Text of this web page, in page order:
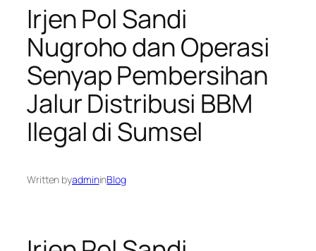
Irjen Pol Sandi
Nugroho dan Operasi
Senyap Pembersihan
Jalur Distribusi BBM
Ilegal di Sumsel
Written byadmininBlog